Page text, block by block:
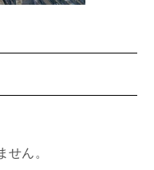
せん。